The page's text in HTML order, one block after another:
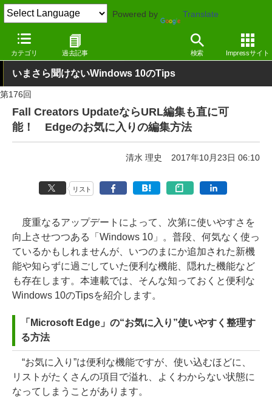
Powered by Translate
カテゴリ 過去記事 検索 Impressサイト
窓の杜 Windows 10
いまさら聞けないWindows 10のTips
第176回
Fall Creators UpdateならURL編集も直に可
能！ Edgeのお気に入りの編集方法
清水 理史 2017年10月23日 06:10
リスト
度重なるアップデートによって、次第に使いやすさを
向上させつつある「Windows 10」。普段、何気なく使っ
ているかもしれませんが、いつのまにか追加された新機
能や知らずに過ごしていた便利な機能、隠れた機能など
も存在します。本連載では、そんな知っておくと便利な
Windows 10のTipsを紹介します。
「Microsoft Edge」の“お気に入り”使いやすく整理す
る方法
“お気に入り”は便利な機能ですが、使い込むほどに、
リストがたくさんの項目で溢れ、よくわからない状態に
なってしまうことがあります。